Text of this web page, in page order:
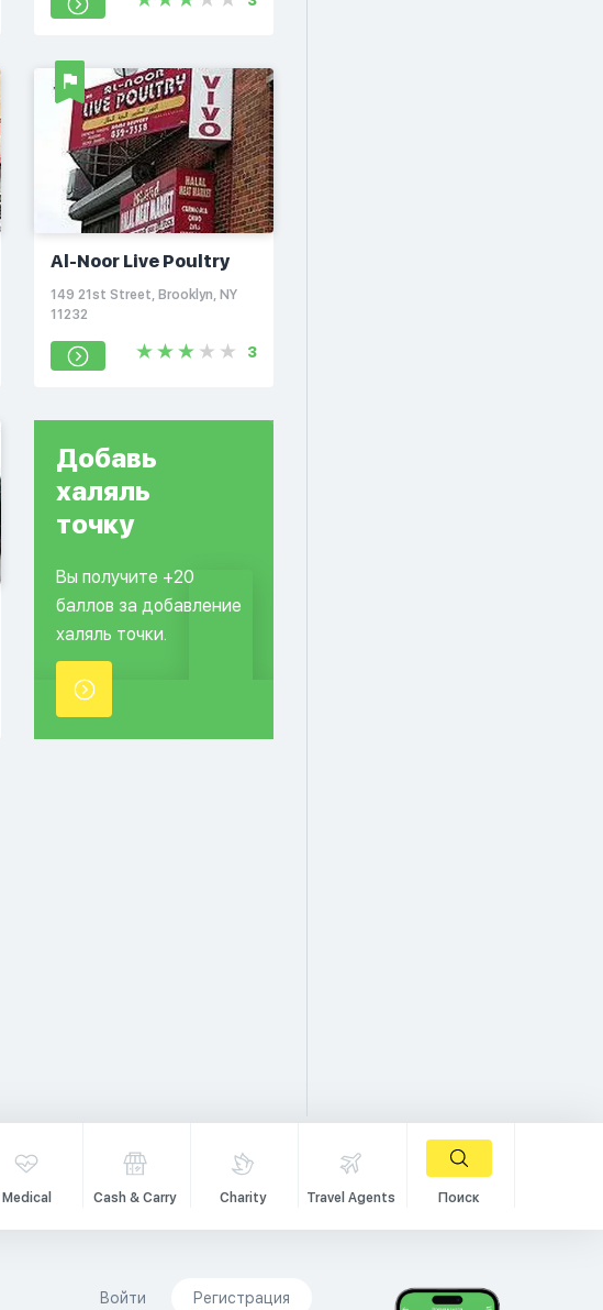
Al-Noor Live Poultry
149 21st Street, Brooklyn, NY
11232
3
Добавь
халяль
точку
Вы получите +20
баллов за добавление
халяль точки.
Medical Cash & Carry Charity Travel Agents Поиск
Войти Регистрация